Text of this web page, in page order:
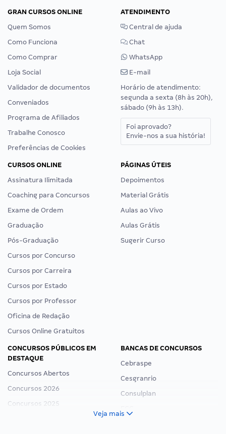
GRAN CURSOS ONLINE
Quem Somos
Como Funciona
Como Comprar
Loja Social
Validador de documentos
Conveniados
Programa de Afiliados
Trabalhe Conosco
Preferências de Cookies
ATENDIMENTO
Central de ajuda
Chat
WhatsApp
E-mail
Horário de atendimento:
segunda a sexta (8h às 20h),
sábado (9h às 13h).
Foi aprovado?
Envie-nos a sua história!
CURSOS ONLINE
Assinatura Ilimitada
Coaching para Concursos
Exame de Ordem
Graduação
Pós-Graduação
Cursos por Concurso
Cursos por Carreira
Cursos por Estado
Cursos por Professor
Oficina de Redação
Cursos Online Gratuitos
PÁGINAS ÚTEIS
Depoimentos
Material Grátis
Aulas ao Vivo
Aulas Grátis
Sugerir Curso
CONCURSOS PÚBLICOS EM
DESTAQUE
Concursos Abertos
Concursos 2026
Concursos 2025
BANCAS DE CONCURSOS
Cebraspe
Cesgranrio
Consulplan
Veja mais